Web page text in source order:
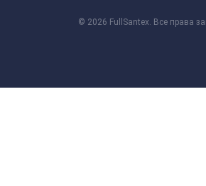
© 2026 FullSantex. Все права